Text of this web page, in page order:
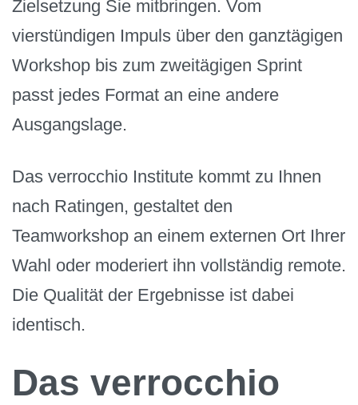
Zielsetzung Sie mitbringen. Vom
vierstündigen Impuls über den ganztägigen
Workshop bis zum zweitägigen Sprint
passt jedes Format an eine andere
Ausgangslage.
Das verrocchio Institute kommt zu Ihnen
nach Ratingen, gestaltet den
Teamworkshop an einem externen Ort Ihrer
Wahl oder moderiert ihn vollständig remote.
Die Qualität der Ergebnisse ist dabei
identisch.
Das verrocchio